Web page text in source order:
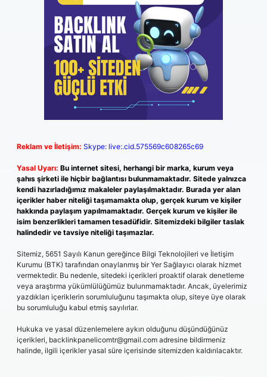
Reklam ve İletişim: Skype: live:.cid.575569c608265c69
Yasal Uyarı: Bu internet sitesi, herhangi bir marka, kurum veya
şahıs şirketi ile hiçbir bağlantısı bulunmamaktadır. Sitede yalnızca
kendi hazırladığımız makaleler paylaşılmaktadır. Burada yer alan
içerikler haber niteliği taşımamakta olup, gerçek kurum ve kişiler
hakkında paylaşım yapılmamaktadır. Gerçek kurum ve kişiler ile
isim benzerlikleri tamamen tesadüfidir. Sitemizdeki bilgiler taslak
halindedir ve tavsiye niteliği taşımazlar.
Sitemiz, 5651 Sayılı Kanun gereğince Bilgi Teknolojileri ve İletişim
Kurumu (BTK) tarafından onaylanmış bir Yer Sağlayıcı olarak hizmet
vermektedir. Bu nedenle, sitedeki içerikleri proaktif olarak denetleme
veya araştırma yükümlülüğümüz bulunmamaktadır. Ancak, üyelerimiz
yazdıkları içeriklerin sorumluluğunu taşımakta olup, siteye üye olarak
bu sorumluluğu kabul etmiş sayılırlar.
Hukuka ve yasal düzenlemelere aykırı olduğunu düşündüğünüz
içerikleri, backlinkpanelicomtr@gmail.com adresine bildirmeniz
halinde, ilgili içerikler yasal süre içerisinde sitemizden kaldırılacaktır.